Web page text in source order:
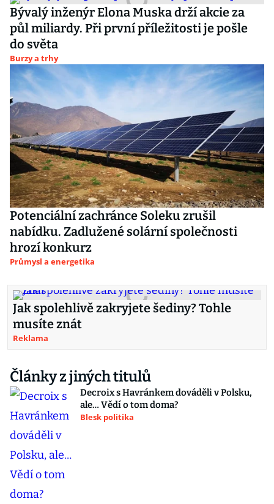
Bývalý inženýr Elona Muska drží akcie za
půl miliardy. Při první příležitosti je pošle
do světa
Burzy a trhy
Potenciální zachránce Soleku zrušil
nabídku. Zadlužené solární společnosti
hrozí konkurz
Průmysl a energetika
Jak spolehlivě zakryjete šediny? Tohle
musíte znát
Reklama
Články z jiných titulů
Decroix s Havránkem dováděli v Polsku,
ale… Vědí o tom doma?
Blesk politika